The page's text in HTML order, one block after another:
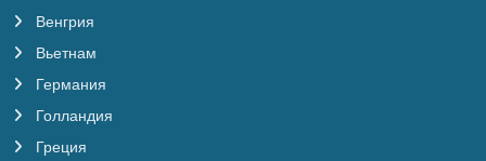
Венгрия
Вьетнам
Германия
Голландия
Греция